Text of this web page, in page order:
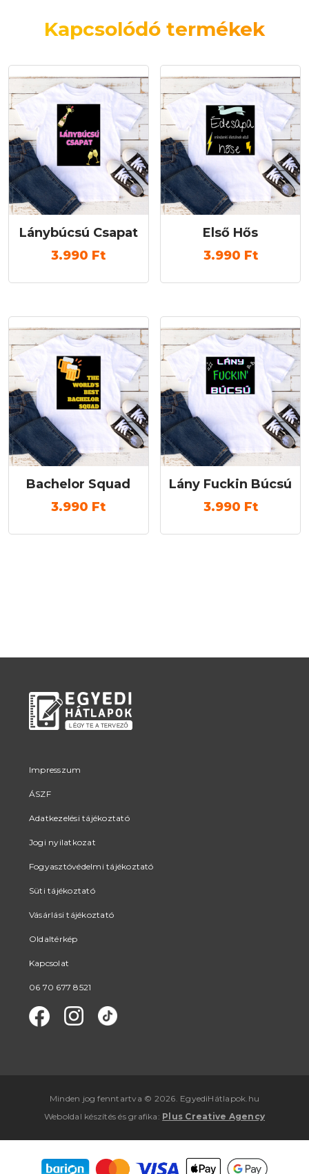
Kapcsolódó termékek
Lánybúcsú Csapat
3.990 Ft
Első Hős
3.990 Ft
Bachelor Squad
3.990 Ft
Lány Fuckin Búcsú
3.990 Ft
Impresszum
ÁSZF
Adatkezelési tájékoztató
Jogi nyilatkozat
Fogyasztóvédelmi tájékoztató
Süti tájékoztató
Vásárlási tájékoztató
Oldaltérkép
Kapcsolat
06 70 677 8521
Minden jog fenntartva © 2026. EgyediHátlapok.hu
Weboldal készítés ésgrafika : Plus Creative Agency